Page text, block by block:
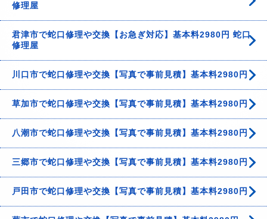
修理屋
君津市で蛇口修理や交換【お急ぎ対応】基本料2980円 蛇口
修理屋
川口市で蛇口修理や交換【写真で事前見積】基本料2980円
草加市で蛇口修理や交換【写真で事前見積】基本料2980円
八潮市で蛇口修理や交換【写真で事前見積】基本料2980円
三郷市で蛇口修理や交換【写真で事前見積】基本料2980円
戸田市で蛇口修理や交換【写真で事前見積】基本料2980円